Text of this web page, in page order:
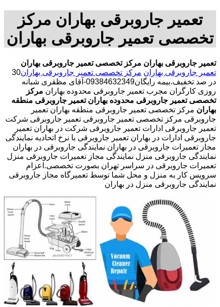
تعمیر جاروبرقی بهاران مرکز
تخصصی تعمیر جاروبرقی بهاران
تعمیر جاروبرقی بهاران مرکز تخصصی تعمیر جاروبرقی بهاران
تعمیر جاروبرقی بهاران مرکز تخصصی تعمیر جاروبرقی بهاران30
در صد تخفیف.بیمه رایگان09384632349-آقای مظقری شبانه
روزی کارگران مجرب تعمیر جاروبرقی محدوده بهاران مرکز
تخصصی تعمیر جاروبرقی محدوده بهاران تعمیر جاروبرقی منطقه
بهاران مرکز تخصصی تعمیر جاروبرقی منطقه بهاران تعمیر
جاروبرقی مرکز تخصصی تعمیر جاروبرقی تعمیر جاروبرقی شرکت
تعمیر جاروبرقی ادارات تعمیر جاروبرقی شرکت در بهاران تعمیر
جاروبرقی ادارات در بهاران تعمیر جاروبرقی با نرخ اتحادیه نمایندگی
مجاز تعمیرات جاروبرقی در بهاران نمایندگی جاروبرقی در بهاران
نمایندگی جاروبرقی منزل نمایندگی مجاز تعمیرات جاروبرقی منزل
تعمیرات جاروبرقی در سراسر تهران بصورت تخصصی.اعزام
سرویس کار به منزل و محل شما توسط تعمیرگاه مجاز جاروبرقی
نمایندگی جاروبرقی منزل در بهاران